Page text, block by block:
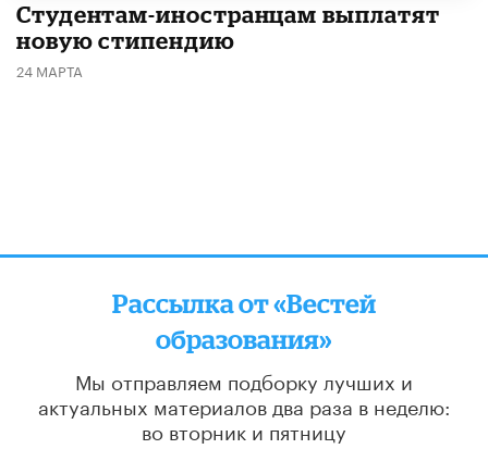
Студентам-иностранцам выплатят
новую стипендию
24 МАРТА
Рассылка от «Вестей
образования»
Мы отправляем подборку лучших и
актуальных материалов два раза в неделю:
во вторник и пятницу